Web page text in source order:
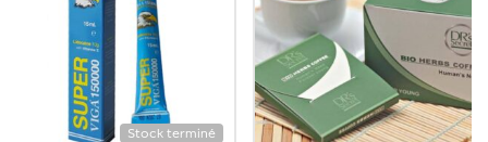
Stock terminé